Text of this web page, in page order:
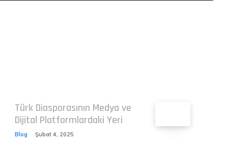
Türk Diasporasının Medya ve
Dijital Platformlardaki Yeri
Blog Şubat 4, 2025